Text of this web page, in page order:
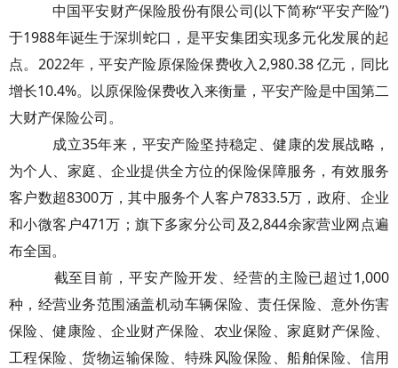
中国平安财产保险股份有限公司(以下简称“平安产险”)
于1988年诞生于深圳蛇口，是平安集团实现多元化发展的起
点。2022年，平安产险原保险保费收入2,980.38 亿元，同比
增长10.4%。以原保险保费收入来衡量，平安产险是中国第二
大财产保险公司。
成立35年来，平安产险坚持稳定、健康的发展战略，
为个人、家庭、企业提供全方位的保险保障服务，有效服务
客户数超8300万，其中服务个人客户7833.5万，政府、企业
和小微客户471万；旗下多家分公司及2,844余家营业网点遍
布全国。
截至目前，平安产险开发、经营的主险已超过1,000
种，经营业务范围涵盖机动车辆保险、责任保险、意外伤害
保险、健康险、企业财产保险、农业保险、家庭财产保险、
工程保险、货物运输保险、特殊风险保险、船舶保险、信用